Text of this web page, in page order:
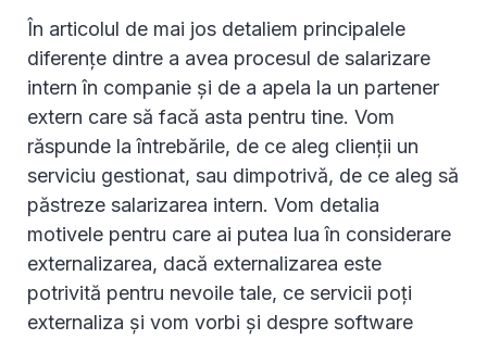
În articolul de mai jos detaliem principalele
diferențe dintre a avea procesul de salarizare
intern în companie și de a apela la un partener
extern care să facă asta pentru tine. Vom
răspunde la întrebările, de ce aleg clienții un
serviciu gestionat, sau dimpotrivă, de ce aleg să
păstreze salarizarea intern. Vom detalia
motivele pentru care ai putea lua în considerare
externalizarea, dacă externalizarea este
potrivită pentru nevoile tale, ce servicii poți
externaliza și vom vorbi și despre software